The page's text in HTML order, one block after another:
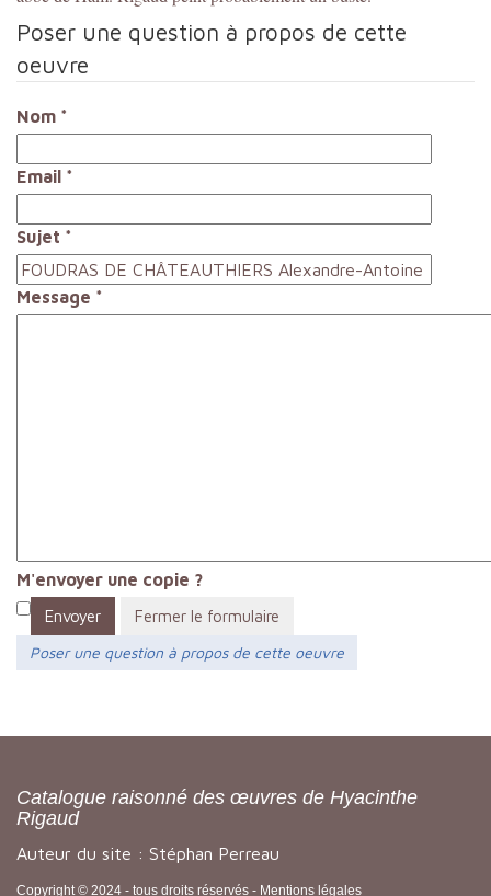
Poser une question à propos de cette
oeuvre
Nom *
Email *
Sujet *
Message *
M'envoyer une copie ?
Envoyer
Fermer le formulaire
Poser une question à propos de cette oeuvre
Catalogue raisonné des œuvres de Hyacinthe
Rigaud
Auteur du site : Stéphan Perreau
Copyright © 2024 - tous droits réservés - Mentions légales